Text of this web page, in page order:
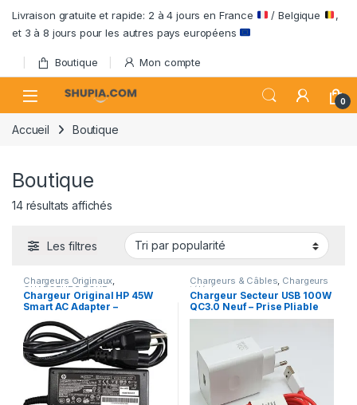
Livraison gratuite et rapide: 2 à 4 jours en France / Belgique
,
et 3 à 8 jours pour les autres pays européens
Boutique Mon compte
Open 0
Accueil Boutique
Boutique
14 résultats affichés
Les filtres
Chargeurs Originaux,
CHARGEURS POUR
ORDINATEURS
Chargeur Original HP 45W
Smart AC Adapter –
Adaptateur Secteur avec
Câble d’Alimentation
Chargeurs & Câbles, Chargeurs
téléphone
Chargeur Secteur USB 100W
QC3.0 Neuf – Prise Pliable